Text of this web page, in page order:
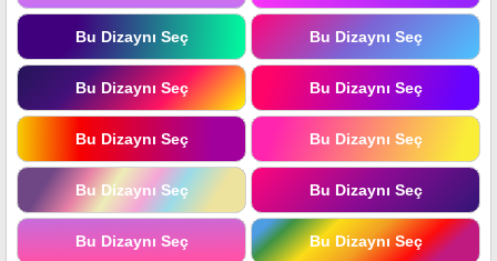
Bu Dizaynı Seç Bu Dizaynı Seç
Bu Dizaynı Seç Bu Dizaynı Seç
Bu Dizaynı Seç Bu Dizaynı Seç
Bu Dizaynı Seç Bu Dizaynı Seç
Bu Dizaynı Seç Bu Dizaynı Seç